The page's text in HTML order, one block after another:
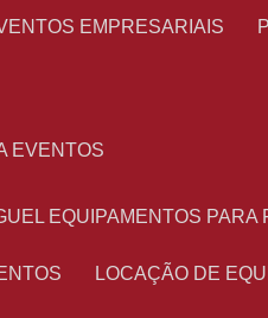
EMPRESARIAIS
EVENTOS
EQUIPAMENTOS PARA
LOCAÇÃO DE